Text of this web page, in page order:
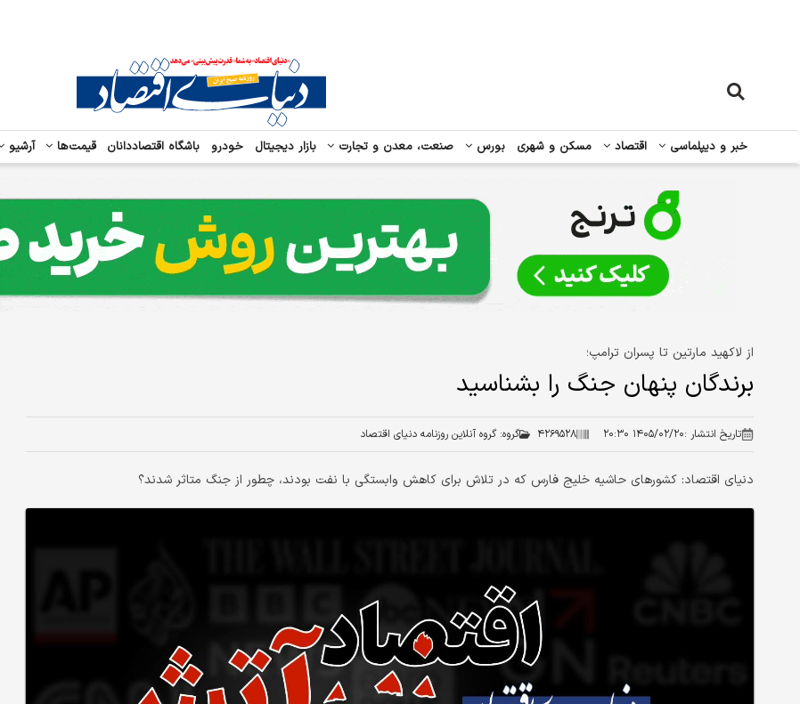
خبر و دیپلماسی اقتصاد مسکن و شهری بورس صنعت، معدن و تجارت بازار دیجیتال خودرو باشگاه اقتصاددانان قیمت‌ها آرشیو
از لاکهید مارتین تا پسران ترامپ؛
برندگان پنهان جنگ را بشناسید
تاریخ انتشار :۱۴۰۵/۰۲/۲۰ ۲۰:۳۰ ۴۲۶۹۵۲۸ گروه: گروه آنلاین روزنامه دنیای اقتصاد
دنیای اقتصاد: کشورهای حاشیه خلیج فارس که در تلاش برای کاهش وابستگی با نفت بودند، چطور از جنگ متاثر شدند؟